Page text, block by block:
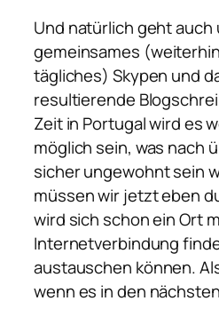
Und natürlich geht auch
gemeinsames
tägliches) Skypen und
resultierende
Zeit in Portugal wird es
möglich sein, was nach
sicher ungewohnt sein
müssen wir jetzt eben
wird sich schon ein Ort
Internetverbindung
austauschen können.
wenn es in den